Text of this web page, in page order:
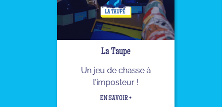
La Taupe
Un jeu de chasse à
l'imposteur !
EN SAVOIR +